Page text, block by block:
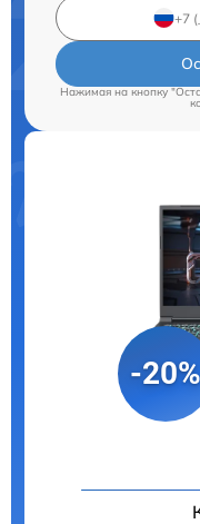
Нажимая на кнопку
-20%